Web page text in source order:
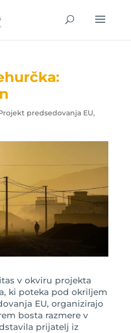
predsedovanja EU,
v okviru projekta
ki poteka pod okriljem
EU, organizirajo
bosta razmere v
prijatelj iz